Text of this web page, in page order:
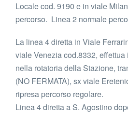
Locale cod. 9190 e in viale
percorso. Linea 2 normale
La linea 4 diretta in Viale
viale Venezia cod.8332,
nella rotatoria della Stazione,
(NO FERMATA), sx viale
ripresa percorso regolare.
Linea 4 diretta a S. Agostino